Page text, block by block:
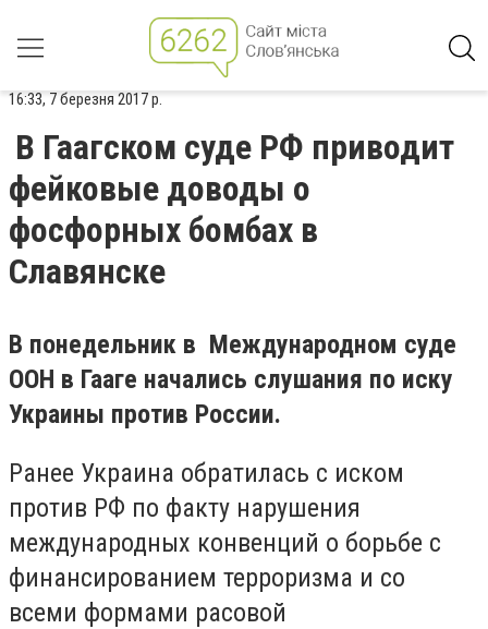
16:33, 7 березня 2017 р.
В Гаагском суде РФ приводит
фейковые доводы о
фосфорных бомбах в
Славянске
В понедельник в Международном суде
ООН в Гааге начались слушания по иску
Украины против России.
Ранее Украина обратилась с иском
против РФ по факту нарушения
международных конвенций о борьбе с
финансированием терроризма и со
всеми формами расовой